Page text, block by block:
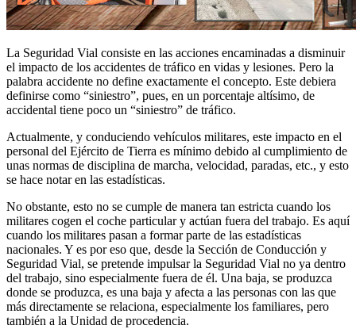
La Seguridad Vial consiste en las acciones encaminadas a disminuir
el impacto de los accidentes de tráfico en vidas y lesiones. Pero la
palabra accidente no define exactamente el concepto. Este debiera
definirse como “siniestro”, pues, en un porcentaje altísimo, de
accidental tiene poco un “siniestro” de tráfico.
Actualmente, y conduciendo vehículos militares, este impacto en el
personal del Ejército de Tierra es mínimo debido al cumplimiento de
unas normas de disciplina de marcha, velocidad, paradas, etc., y esto
se hace notar en las estadísticas.
No obstante, esto no se cumple de manera tan estricta cuando los
militares cogen el coche particular y actúan fuera del trabajo. Es aquí
cuando los militares pasan a formar parte de las estadísticas
nacionales. Y es por eso que, desde la Sección de Conducción y
Seguridad Vial, se pretende impulsar la Seguridad Vial no ya dentro
del trabajo, sino especialmente fuera de él. Una baja, se produzca
donde se produzca, es una baja y afecta a las personas con las que
más directamente se relaciona, especialmente los familiares, pero
también a la Unidad de procedencia.